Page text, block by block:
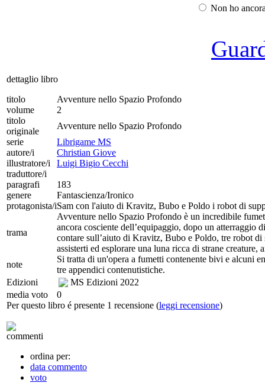
Non ho
dettaglio libro
titolo
Avventure nello Spazio Profondo
volume
2
titolo
originale
Avventure nello Spazio Profondo
serie
Librigame MS
autore/i
Christian Giove
illustratore/i
Luigi Bigio Cecchi
traduttore/i
paragrafi
183
genere
Fantascienza/Ironico
protagonista/iSam con l'aiuto di Kravitz, Bubo e Poldo i robot di
trama
Avventure nello Spazio Profondo è un incredibile
ancora cosciente dell’equipaggio, dopo un atterraggio
contare sull’aiuto di Kravitz, Bubo e Poldo, tre robot
assisterti ed esplorare una luna ricca di strane
note
Si tratta di un'opera a fumetti contenente bivi e alcuni
tre appendici contenutistiche.
Edizioni
MS Edizioni 2022
media voto
0
Per questo libro é presente 1 recensione (leggi recensione)
commenti
ordina per:
data commento
voto